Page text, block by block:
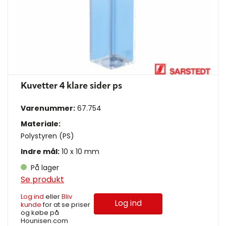
Kuvetter 4 klare sider ps
Varenummer: 67.754
Materiale:
Polystyren (PS)
Indre mål: 10 x 10 mm
På lager
Se produkt
Log ind ellerBliv
kundefor at se priser
og købe på
Hounisen.com
Log ind